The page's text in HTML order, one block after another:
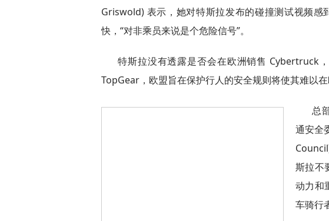
Griswold) 表示，她对特斯拉发布的碰撞测试视频感
快，“对非乘员来说是个危险信号”。
特斯拉没有透露是否会在欧洲销售 Cybertruck
TopGear，欧盟旨在保护行人的安全规则将使其难以在
总
通安全
斯拉不
动力和
车骑行